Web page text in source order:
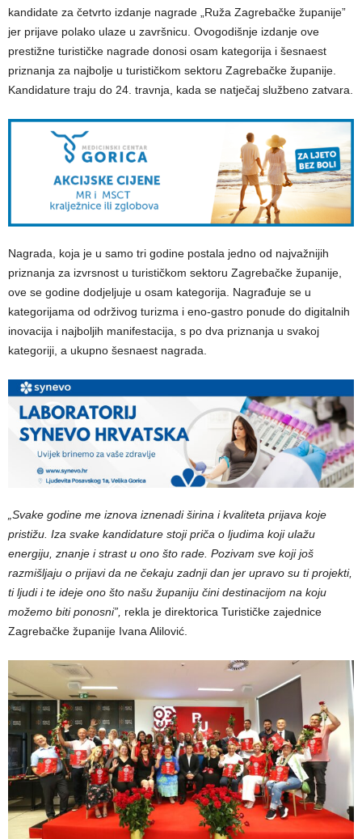
kandidate za četvrto izdanje nagrade „Ruža Zagrebačke županije”
jer prijave polako ulaze u završnicu. Ovogodišnje izdanje ove
prestižne turističke nagrade donosi osam kategorija i šesnaest
priznanja za najbolje u turističkom sektoru Zagrebačke županije.
Kandidature traju do 24. travnja, kada se natječaj službeno zatvara.
Nagrada, koja je u samo tri godine postala jedno od najvažnijih
priznanja za izvrsnost u turističkom sektoru Zagrebačke županije,
ove se godine dodjeljuje u osam kategorija. Nagrađuje se u
kategorijama od održivog turizma i eno-gastro ponude do digitalnih
inovacija i najboljih manifestacija, s po dva priznanja u svakoj
kategoriji, a ukupno šesnaest nagrada.
„Svake godine me iznova iznenadi širina i kvaliteta prijava koje
pristižu. Iza svake kandidature stoji priča o ljudima koji ulažu
energiju, znanje i strast u ono što rade. Pozivam sve koji još
razmišljaju o prijavi da ne čekaju zadnji dan jer upravo su ti projekti,
ti ljudi i te ideje ono što našu županiju čini destinacijom na koju
možemo biti ponosni”, rekla je direktorica Turističke zajednice
Zagrebačke županije Ivana Alilović.